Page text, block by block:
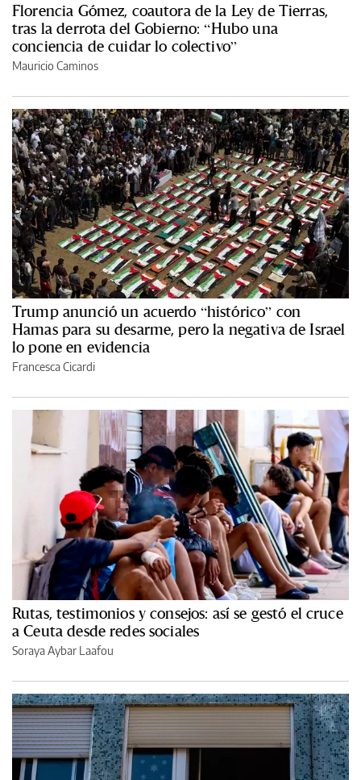
Florencia Gómez, coautora de la Ley de Tierras,
tras la derrota del Gobierno: “Hubo una
conciencia de cuidar lo colectivo”
Mauricio Caminos
Trump anunció un acuerdo “histórico” con
Hamas para su desarme, pero la negativa de Israel
lo pone en evidencia
Francesca Cicardi
Rutas, testimonios y consejos: así se gestó el cruce
a Ceuta desde redes sociales
Soraya Aybar Laafou